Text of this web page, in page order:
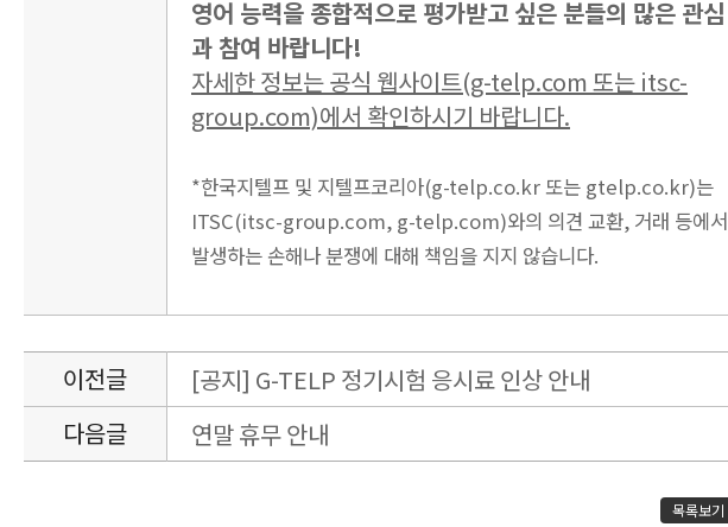
영어 능력을 종합적으로 평가받고 싶은 분들의 많은 관심
과 참여 바랍니다!
자세한 정보는 공식 웹사이트(g-telp.com 또는 itsc-
group.com)에서 확인하시기 바랍니다.
*한국지텔프 및 지텔프코리아(g-telp.co.kr 또는 gtelp.co.kr)는
ITSC(itsc-group.com, g-telp.com)와의 의견 교환, 거래 등에서
발생하는 손해나 분쟁에 대해 책임을 지지 않습니다.
이전글
[공지] G-TELP 정기시험 응시료 인상 안내
다음글
연말 휴무 안내
목록보기